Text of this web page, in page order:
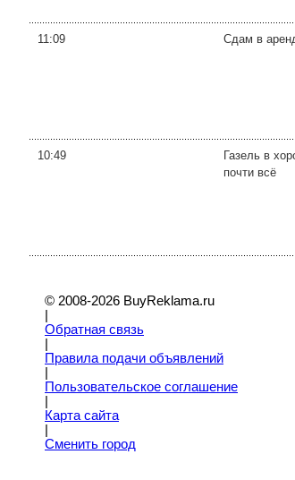
11:09 Сдам в
10:49
Газель в
почти всё
© 2008-2026 BuyReklama.ru
Обратная связь
Правила подачи объявлений
Пoльзовательское соглашение
Карта сайта
Сменить город